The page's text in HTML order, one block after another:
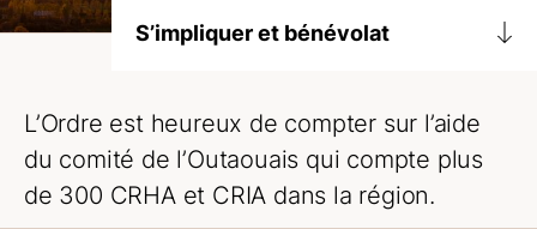
S’impliquer et bénévolat
Abitibi-Témiscamingue et Nord-du-
Québec
L’Ordre est heureux de compter sur l’aide
du comité de l’Outaouais qui compte plus
de 300 CRHA et CRIA dans la région.